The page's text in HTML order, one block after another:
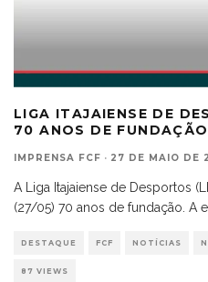
LIGA ITAJAIENSE DE
70 ANOS DE FUNDAÇÃO
IMPRENSA FCF · 27 DE MAIO DE
A Liga Itajaiense de Desportos
(27/05) 70 anos de fundação. A
DESTAQUE FCF NOTÍCIAS
87 VIEWS